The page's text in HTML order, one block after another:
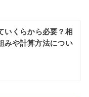
いくらから必要？相
みや計算方法につい